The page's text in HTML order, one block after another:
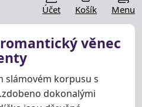
Účet Košík Menu
věnec
slámovém korpusu s
dokonalými